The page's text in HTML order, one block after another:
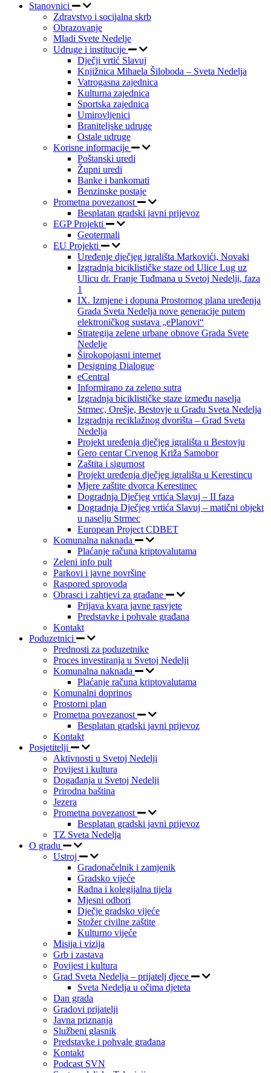
Stanovnici
Zdravstvo i socijalna skrb
Obrazovanje
Mladi Svete Nedelje
Udruge i institucije
Dječji vrtić Slavuj
Knjižnica Mihaela Šiloboda – Sveta Nedelja
Vatrogasna zajednica
Kulturna zajednica
Sportska zajednica
Umirovljenici
Braniteljske udruge
Ostale udruge
Korisne informacije
Poštanski uredi
Župni uredi
Banke i bankomati
Benzinske postaje
Prometna povezanost
Besplatan gradski javni prijevoz
EGP Projekti
Geotermali
EU Projekti
Uređenje dječjeg igrališta Markovići, Novaki
Izgradnja biciklističke staze od Ulice Lug uz
Ulicu dr. Franje Tuđmana u Svetoj Nedelji, faza
1
IX. Izmjene i dopuna Prostornog plana uređenja
Grada Sveta Nedelja nove generacije putem
elektroničkog sustava „ePlanovi“
Strategija zelene urbane obnove Grada Svete
Nedelje
Širokopojasni internet
Designing Dialogue
eCentral
Informirano za zeleno sutra
Izgradnja biciklističke staze između naselja
Strmec, Orešje, Bestovje u Gradu Sveta Nedelja
Izgradnja reciklažnog dvorišta – Grad Sveta
Nedelja
Projekt uređenja dječjeg igrališta u Bestovju
Gero centar Crvenog Križa Samobor
Zaštita i sigurnost
Projekt uređenja dječjeg igrališta u Kerestincu
Mjere zaštite dvorca Kerestinec
Dogradnja Dječjeg vrtića Slavuj – II faza
Dogradnja Dječjeg vrtića Slavuj – matični objekt
u naselju Strmec
European Project CDBET
Komunalna naknada
Plaćanje računa kriptovalutama
Zeleni info pult
Parkovi i javne površine
Raspored sprovoda
Obrasci i zahtjevi za građane
Prijava kvara javne rasvjete
Predstavke i pohvale građana
Kontakt
Poduzetnici
Prednosti za poduzetnike
Proces investiranja u Svetoj Nedelji
Komunalna naknada
Plaćanje računa kriptovalutama
Komunalni doprinos
Prostorni plan
Prometna povezanost
Besplatan gradski javni prijevoz
Kontakt
Posjetitelji
Aktivnosti u Svetoj Nedelji
Povijest i kultura
Događanja u Svetoj Nedelji
Prirodna baština
Jezera
Prometna povezanost
Besplatan gradski javni prijevoz
TZ Sveta Nedelja
O gradu
Ustroj
Gradonačelnik i zamjenik
Gradsko vijeće
Radna i kolegijalna tijela
Mjesni odbori
Dječje gradsko vijeće
Stožer civilne zaštite
Kulturno vijeće
Misija i vizija
Grb i zastava
Povijest i kultura
Grad Sveta Nedelja – prijatelj djece
Sveta Nedelja u očima djeteta
Dan grada
Gradovi prijatelji
Javna priznanja
Službeni glasnik
Predstavke i pohvale građana
Kontakt
Podcast SVN